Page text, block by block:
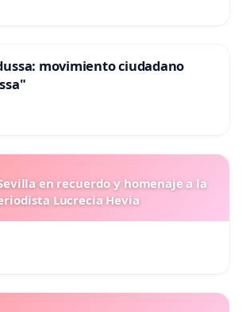
movimiento ciudadano
en recuerdo y homenaje a la
Lucrecia Hevia